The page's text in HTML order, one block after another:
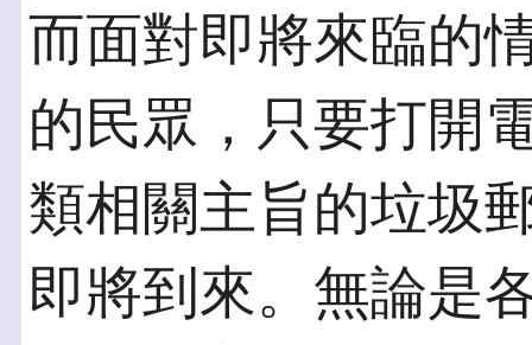
而面對即將來臨的
的民眾，只要打開
類相關主旨的垃圾
即將到來。無論是